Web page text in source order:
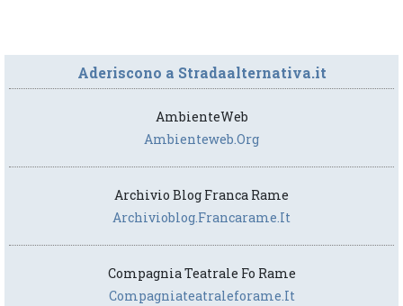
Aderiscono a Stradaalternativa.it
AmbienteWeb
Ambienteweb.org
Archivio Blog Franca Rame
Archivioblog.francarame.it
Compagnia Teatrale Fo Rame
Compagniateatraleforame.it